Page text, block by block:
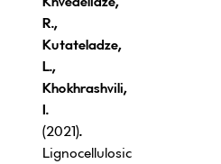
R.,
Kutateladze,
L.,
Khokhrashvili,
I.
(2021).
Lignocellulosic